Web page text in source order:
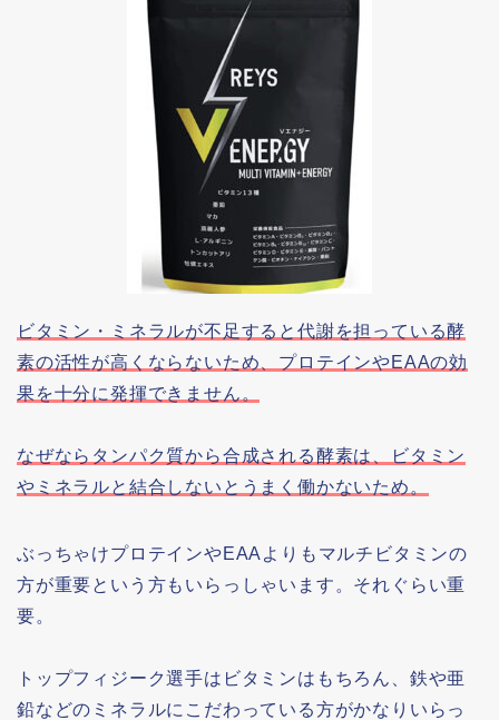
ビタミン・ミネラルが不足すると代謝を担っている酵
素の活性が高くならないため、プロテインやEAAの効
果を十分に発揮できません。
なぜならタンパク質から合成される酵素は、ビタミン
やミネラルと結合しないとうまく働かないため 。
ぶっちゃけプロテインやEAAよりもマルチビタミンの
方が重要という方もいらっしゃいます。それぐらい重
要。
トップフィジーク選手はビタミンはもちろん、鉄や亜
鉛などのミネラルにこだわっている方がかなりいらっ